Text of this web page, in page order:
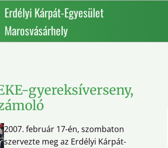
Erdélyi Kárpát-Egyesület
Marosvásárhely
gyereksíverseny,
2007. február 17-én, szombaton
szervezte meg az Erdélyi Kárpát-